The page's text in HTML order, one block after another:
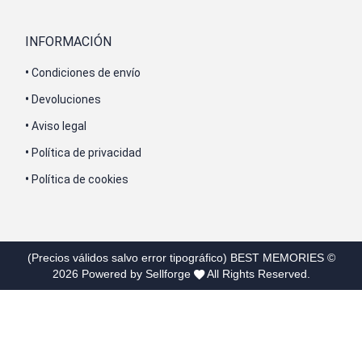
INFORMACIÓN
• Condiciones de envío
• Devoluciones
• Aviso legal
• Política de privacidad
• Política de cookies
(Precios válidos salvo error tipográfico) BEST MEMORIES©
2026 Powered by Sellforge All Rights Reserved.